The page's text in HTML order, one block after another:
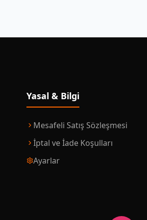
Yasal & Bilgi
Mesafeli Satış Sözleşmesi
İptal ve İade Koşulları
Ayarlar